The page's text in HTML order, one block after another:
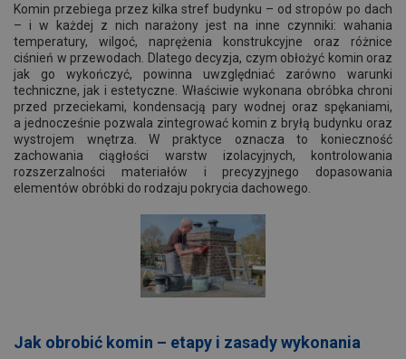
Komin przebiega przez kilka stref budynku – od stropów po dach
– i w każdej z nich narażony jest na inne czynniki: wahania
temperatury, wilgoć, naprężenia konstrukcyjne oraz różnice
ciśnień w przewodach. Dlatego decyzja, czym obłożyć komin oraz
jak go wykończyć, powinna uwzględniać zarówno warunki
techniczne, jak i estetyczne. Właściwie wykonana obróbka chroni
przed przeciekami, kondensacją pary wodnej oraz spękaniami,
a jednocześnie pozwala zintegrować komin z bryłą budynku oraz
wystrojem wnętrza. W praktyce oznacza to konieczność
zachowania ciągłości warstw izolacyjnych, kontrolowania
rozszerzalności materiałów i precyzyjnego dopasowania
elementów obróbki do rodzaju pokrycia dachowego.
Jak obrobić komin – etapy i zasady wykonania